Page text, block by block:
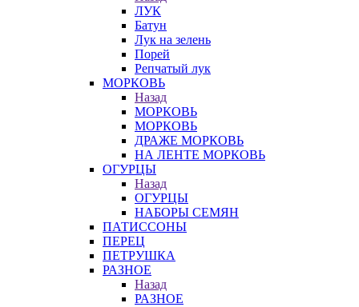
ЛУК
Батун
Лук на зелень
Порей
Репчатый лук
МОРКОВЬ
Назад
МОРКОВЬ
МОРКОВЬ
ДРАЖЕ МОРКОВЬ
НА ЛЕНТЕ МОРКОВЬ
ОГУРЦЫ
Назад
ОГУРЦЫ
НАБОРЫ СЕМЯН
ПАТИССОНЫ
ПЕРЕЦ
ПЕТРУШКА
РАЗНОЕ
Назад
РАЗНОЕ